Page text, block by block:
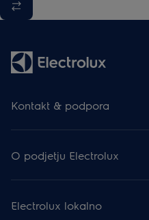
Kontakt & podpora
Prijava na e-novice
Facebook
Instagram
Podpora
O podjetju Electrolux
Mediji & Novice
Finančne informacije
Electrolux lokalno